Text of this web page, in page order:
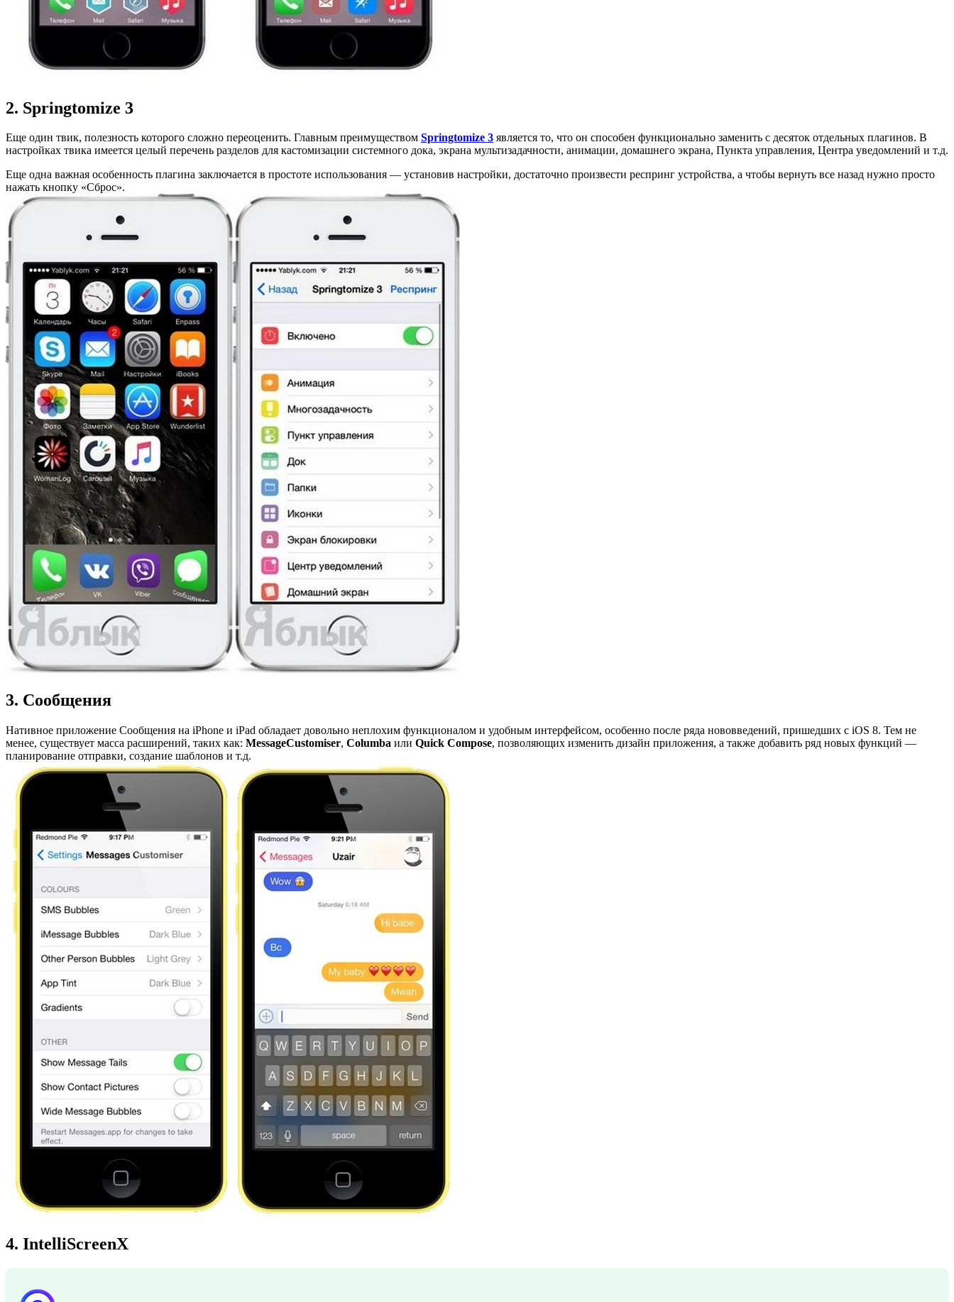
2. Springtomize 3
Еще один твик, полезность которого сложно переоценить. Главным преимуществом Springtomize 3 является то, что он способен функционально заменить с десяток отдельных плагинов. В
настройках твика имеется целый перечень разделов для кастомизации системного дока, экрана мультизадачности, анимации, домашнего экрана, Пункта управления, Центра уведомлений и т.д.
Еще одна важная особенность плагина заключается в простоте использования — установив настройки, достаточно произвести респринг устройства, а чтобы вернуть все назад нужно просто
нажать кнопку «Сброс».
3. Сообщения
Нативное приложение Сообщения на iPhone и iPad обладает довольно неплохим функционалом и удобным интерфейсом, особенно после ряда нововведений, пришедших с iOS 8. Тем не
менее, существует масса расширений, таких как: MessageCustomiser, Columba или Quick Compose, позволяющих изменить дизайн приложения, а также добавить ряд новых функций —
планирование отправки, создание шаблонов и т.д.
4. IntelliScreenX